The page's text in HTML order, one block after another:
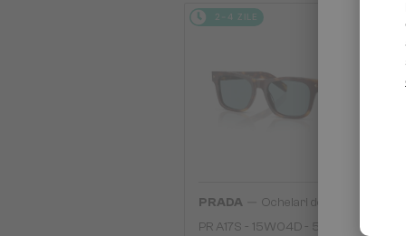
2-4 ZILE
PRADA
Ochelari de soare
PR A17S - 15W04D - 54 - CU